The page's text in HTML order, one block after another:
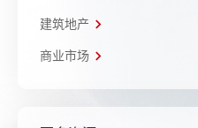
建筑地产
商业市场